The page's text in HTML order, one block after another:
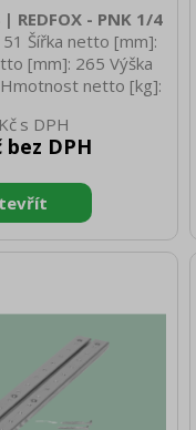
REDFOX - PNK 1/4
Šířka netto [mm]:
[mm]: 265 Výška
netto [kg]:
Výška brutto [mm]:
brutto [kg]: 0.70
bez DPH